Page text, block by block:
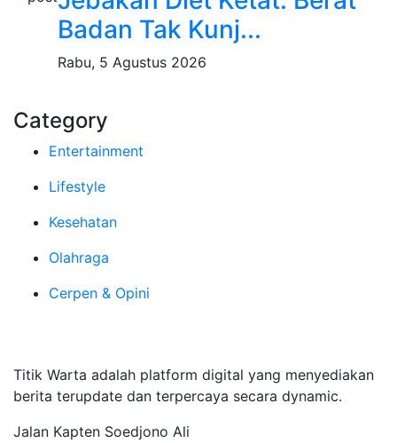
Badan Tak Kunj...
Rabu, 5 Agustus 2026
Category
Entertainment
Lifestyle
Kesehatan
Olahraga
Cerpen & Opini
Titik Warta adalah platform digital yang menyediakan
berita terupdate dan terpercaya secara dynamic.
Jalan Kapten Soedjono Ali